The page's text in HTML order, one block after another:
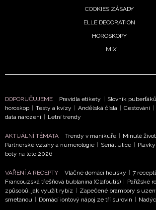
NEWSLETTER
podmínkami společnosti
potvrzujete, že jste se seznámili se
Vašimi údaji pracovat zejména k
vyhodnocení akce a zasílání novinek.
Chcete navíc dostávat i další zajímavé a
COOKIES ZÁSADY
ELLE DECORATION
HOROSKOPY
MIX
DOPORUČUJEME Pravidla etikety Slovník puberťáků
horoskop
Testy a kvízy Andělská čísla Cestování
data narození
Letní trendy
AKTUÁLNÍ TÉMATA Trendy v manikúře Minulé
Partnerské vztahy a numerologie
Seriál Ulice
boty na léto 2026
VAŘENÍ A RECEPTY Vláčné domácí housky 7
Francouzská třešňová bublanina (Clafoutis)
Pařížské
způsobů, jak využít rybíz
Zapečené brambory s
smetanou
Domácí iontový nápoj ze tří surovin